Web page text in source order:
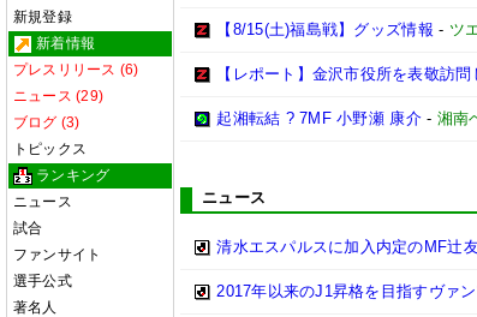
新規登録
新着情報
プレスリリース (6)
ニュース (29)
ブログ (3)
トピックス
ランキング
ニュース
試合
ファンサイト
選手公式
著名人
【8/15(土)福島戦】グッズ情報 - ツ
【レポート】金沢市役所を表敬訪
起湘転結 ? 7MF 小野瀬 康介- 湘南
ニュース
清水エスパルスに加入内定のMF辻
2017年以来のJ1昇格を目指すヴァ